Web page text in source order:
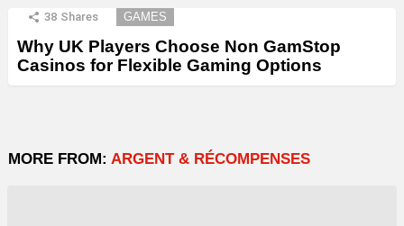
38 Shares GAMES
Why UK Players Choose Non GamStop
Casinos for Flexible Gaming Options
MORE FROM: ARGENT & RÉCOMPENSES